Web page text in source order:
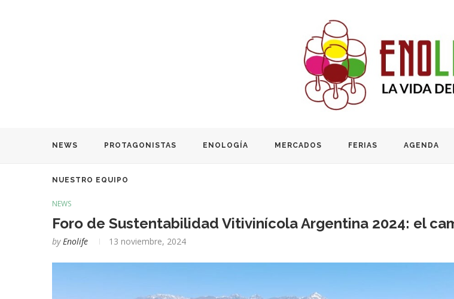
NEWS PROTAGONISTAS ENOLOGÍA MERCADOS FERIAS AGENDA
NUESTRO EQUIPO
NEWS
Foro de Sustentabilidad Vitivinícola Argentina 2024: el
by Enolife 13 noviembre, 2024